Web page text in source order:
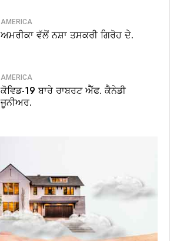
AMERICA
ਅਮਰੀਕਾ ਵੱਲੋਂ ਨਸ਼ਾ ਤਸਕਰੀ ਗਿਰੋਹ ਦੇ.
AMERICA
ਕੋਵਿਡ-19 ਬਾਰੇ ਰਾਬਰਟ ਐੱਫ. ਕੈਨੇਡੀ
ਜੂਨੀਅਰ.